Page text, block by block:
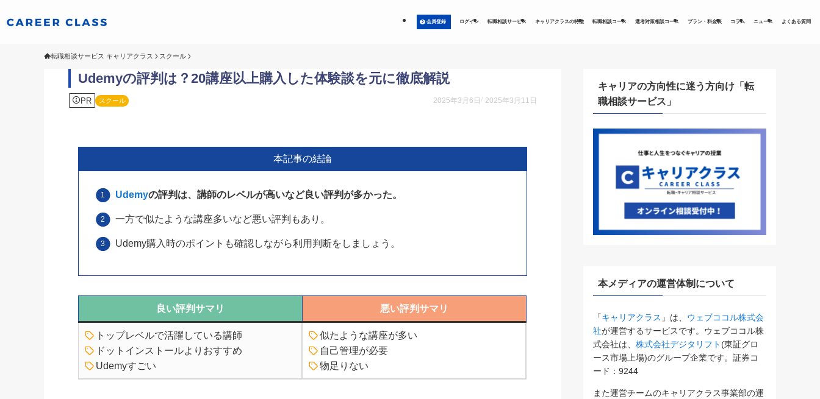
会員登録 ログイン 転職相談サービス キャリアクラスの特徴 転職相談コース 選考対策相談コース プラン・料金表 コラム ニュース よくある質問
転職相談サービス キャリアクラス スクール
Udemyの評判は？20講座以上購入した体験談を元に徹底解説
PR スクール 2025年3月6日 2025年3月11日
本記事の結論
Udemyの評判は、講師のレベルが高いなど良い評判が多かった。
一方で似たような講座多いなど悪い評判もあり。
Udemy購入時のポイントも確認しながら利用判断をしましょう。
良い評判サマリ 悪い評判サマリ
トップレベルで活躍している講師
ドットインストールよりおすすめ
Udemyすごい
似たような講座が多い
自己管理が必要
物足りない
キャリアの方向性に迷う方向け「転
職相談サービス」
本メディアの運営体制について
「キャリアクラス 」は、 ウェブココル株式会
社が運営するサービスです。ウェブココル株
式会社は、 株式会社デジタリフト (東証グロ
ース市場上場)のグループ企業です。証券コ
ード：9244
また運営チームのキャリアクラス事業部の運